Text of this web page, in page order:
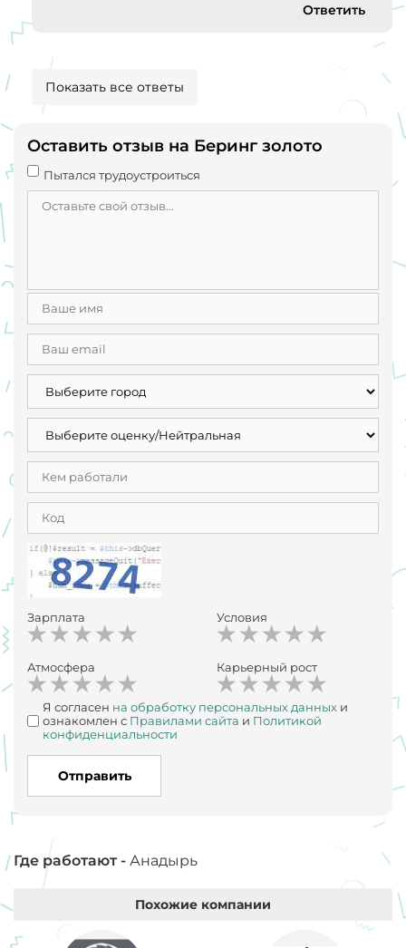
Ответить
Показать все ответы
Оставить отзыв на Беринг золото
Пытался трудоустроиться
Зарплата Условия
Атмосфера Карьерный рост
Я согласен на обработку персональных данных и
ознакомлен с Правилами сайта и Политикой
конфиденциальности
Отправить
Где работают - Анадырь
Похожие компании